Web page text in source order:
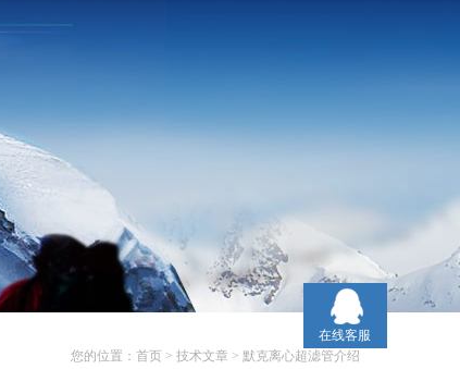
您的位置： 首页 > 技术文章 > 默克离心超滤管介绍
在线客服